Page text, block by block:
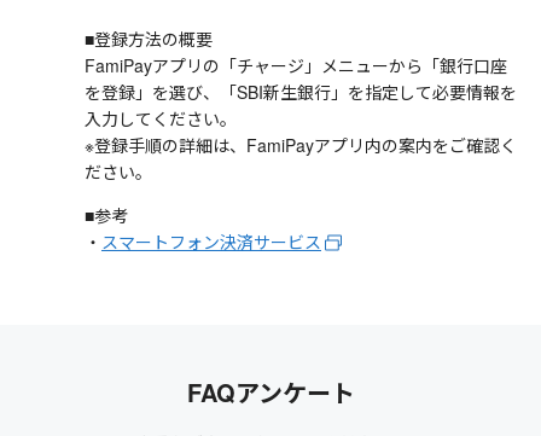
■登録方法の概要
FamiPayアプリの「チャージ」メニューから「銀行口座
を登録」を選び、「SBI新生銀行」を指定して必要情報を
入力してください。
※登録手順の詳細は、FamiPayアプリ内の案内をご確認く
ださい。
■参考
・ スマートフォン決済サービス
FAQアンケート